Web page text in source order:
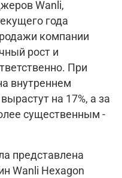
Wanli,
года
компании
рост и
При
внутреннем
на 17%, а за
существенным -
представлена
Wanli Hexagon